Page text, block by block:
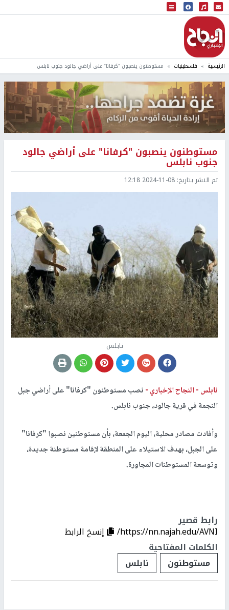
البث المباشر
إذاعة النجاح
الرئيسية فلسطينيات مستوطنون ينصبون "كرفانا" على أراضي جالود جنوب نابلس
مستوطنون ينصبون "كرفانا" على أراضي جالود
جنوب نابلس
تم النشر بتاريخ: 2024-11-08 12:18
نابلس
نابلس -النجاح الإخباري -نصب مستوطنون "كرفانا" على أراضي جبل
النجمة في قرية جالود، جنوب نابلس.
وأفادت مصادر محلية، اليوم الجمعة، بأن مستوطنين نصبوا "كرفانا"
على الجبل، بهدف الاستيلاء على المنطقة لإقامة مستوطنة جديدة،
وتوسعة المستوطنات المجاورة.
رابط قصير
https://nn.najah.edu/AVNI/
إنسخ الرابط
الكلمات المفتاحية
مستوطنون
نابلس